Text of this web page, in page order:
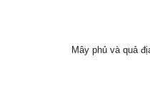
Mây phủ và quả